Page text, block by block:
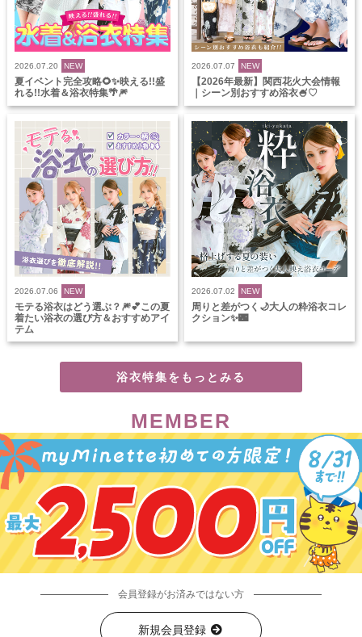
2026.07.20 NEW
夏イベント完全攻略🌻✨映える!!盛
れる!!水着＆浴衣特集🌴🎆
2026.07.07 NEW
【2026年最新】関西花火大会情報
｜シーン別おすすめ浴衣🍧♡
2026.07.06 NEW
モテる浴衣はどう選ぶ？🎆💕この夏
着たい浴衣の選び方＆おすすめアイ
テム
2026.07.02 NEW
周りと差がつく🌙大人の粋浴衣コレ
クション✨🌃
浴衣特集をもっとみる
MEMBER
会員登録がお済みではない方
新規会員登録